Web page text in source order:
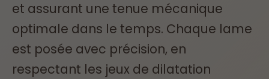
et assurant une tenue mécanique
optimale dans le temps. Chaque lame
est posée avec précision, en
respectant les jeux de dilatation